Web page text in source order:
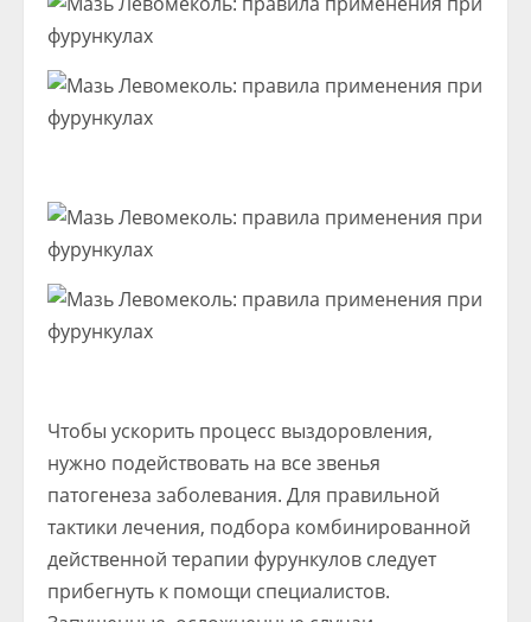
Чтобы ускорить процесс выздоровления,
нужно подействовать на все звенья
патогенеза заболевания. Для правильной
тактики лечения, подбора комбинированной
действенной терапии фурункулов следует
прибегнуть к помощи специалистов.